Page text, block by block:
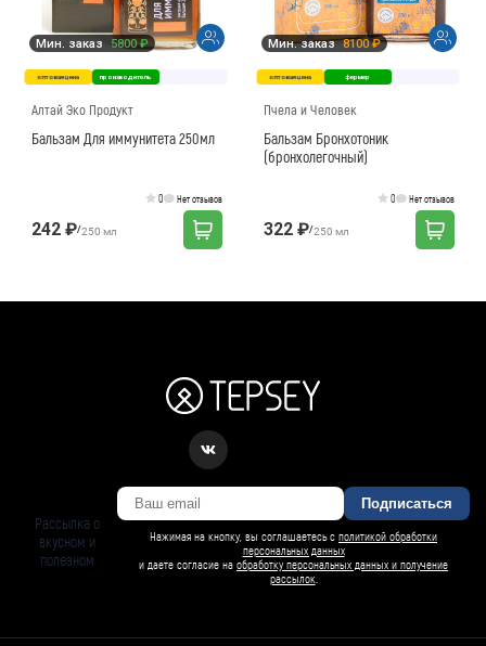
Мин. заказ 5800 ₽
оптовая цена производитель
Алтай Эко Продукт
Бальзам Для иммунитета 250мл
0 Нет отзывов
242 ₽/250 мл
Мин. заказ 8100 ₽
оптовая цена фермер
Пчела и Человек
Бальзам Бронхотоник
(бронхолегочный)
0 Нет отзывов
322 ₽/250 мл
Рассылка о
вкусном и
полезном
Подписаться
Нажимая на кнопку, вы соглашаетесь с политикой обработки
персональных данных
и даете согласие на обработку персональных данных и получение
рассылок